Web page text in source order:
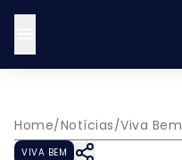
Home/Notícias/Viva Bem
VIVA BEM